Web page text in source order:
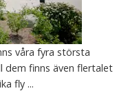
våra fyra största
dem finns även flertalet
fly ...